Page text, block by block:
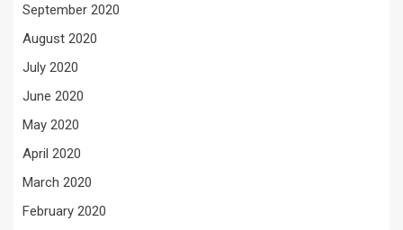
September 2020
August 2020
July 2020
June 2020
May 2020
April 2020
March 2020
February 2020